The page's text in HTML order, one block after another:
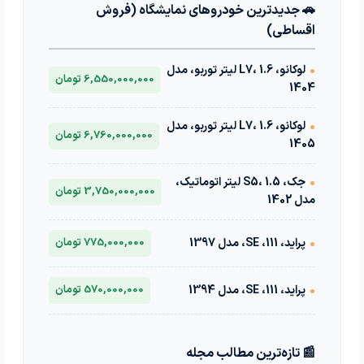
🚗 جدیدترین خودروهای نمایشگاه (فروش
اقساطی)
•
لوکانو، L7، 1.6 لیتر توربو، مدل
1404
6,550,000,000 تومان
•
لوکانو، L7، 1.6 لیتر توربو، مدل
1405
6,760,000,000 تومان
•
جک، S5، 1.5 لیتر اتوماتیک،
مدل 1402
3,750,000,000 تومان
• پراید، 111، SE، مدل 1397 775,000,000 تومان
• پراید، 111، SE، مدل 1394 570,000,000 تومان
📰 تازه‌ترین مطالب مجله